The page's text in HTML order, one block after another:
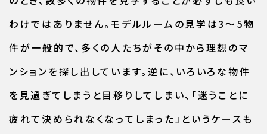
わけではありません。モデルルームの見学は3～5物
件が一般的で、多くの人たちがその中から理想のマ
ンションを探し出しています。逆に、いろいろな物件
を見過ぎてしまうと目移りしてしまい、「迷うことに
疲れて決められなくなってしまった」というケースも